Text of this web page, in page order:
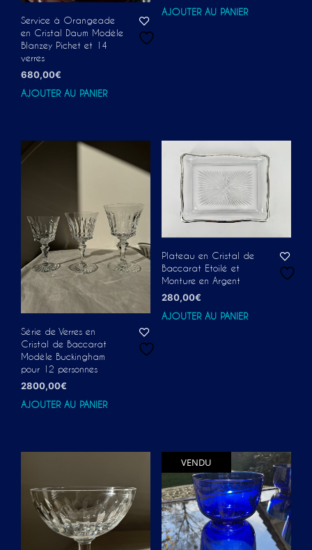
Service à Orangeade
en Cristal Daum Modèle
Blanzey Pichet et 14
verres
680,00€
AJOUTER AU PANIER
AJOUTER AU PANIER
Série de Verres en
Cristal de Baccarat
Modèle Buckingham
pour 12 personnes
2800,00€
AJOUTER AU PANIER
Plateau en Cristal de
Baccarat Etoilé et
Monture en Argent
280,00€
AJOUTER AU PANIER
VENDU